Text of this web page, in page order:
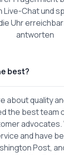
Live-Chat und
Uhr
antworten
best?
about quality
the best team
and have
Post,